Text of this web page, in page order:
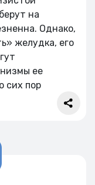
на
Однако,
желудка, его
ее
сих пор